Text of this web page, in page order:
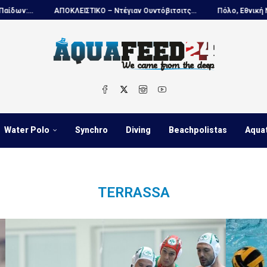
– Ντέγιαν Ουντόβιτσιτς... Πόλο, Εθνική Νέων Ανδρών...
Water Polo Synchro Diving Beachpolistas
TERRASSA